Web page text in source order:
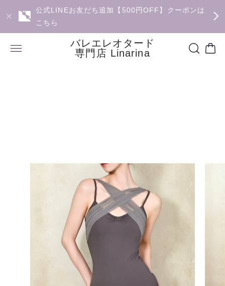
公式LINEお友だち追加【500円OFF】クーポンは
こちら
バレエレオタード
専門店 Linarina